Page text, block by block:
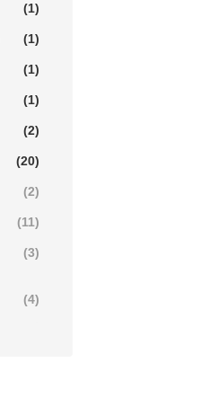
(1)
(1)
(1)
(1)
(2)
(20)
(2)
(11)
(3)
(4)